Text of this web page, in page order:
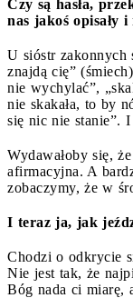
Czy są hasła,
nas jakoś opisały
U sióstr zakonnych
znajdą cię”
nie wychylać”,
nie skakała, to by
się nic nie stanie”.
Wydawałoby się,
afirmacyjna. A
zobaczymy, że w
I teraz ja, jak
Chodzi o odkrycie
Nie jest tak, że
Bóg nada ci miarę,